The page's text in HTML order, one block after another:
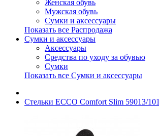
Женская обувь
Мужская обувь
Сумки и аксессуары
Показать все Распродажа
Сумки и аксессуары
Аксессуары
Средства по уходу за обувью
Сумки
Показать все Сумки и аксессуары
Стельки ECCO Comfort Slim 59013/101